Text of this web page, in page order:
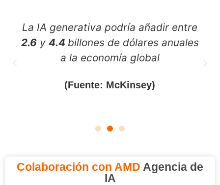
La IA generativa podría añadir entre
2.6y 4.4 billones de dólares anuales
a la economía global
(Fuente: McKinsey)
Colaboración con AMD Agencia de
IA